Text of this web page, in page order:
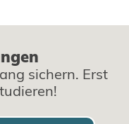
sichern. Erst